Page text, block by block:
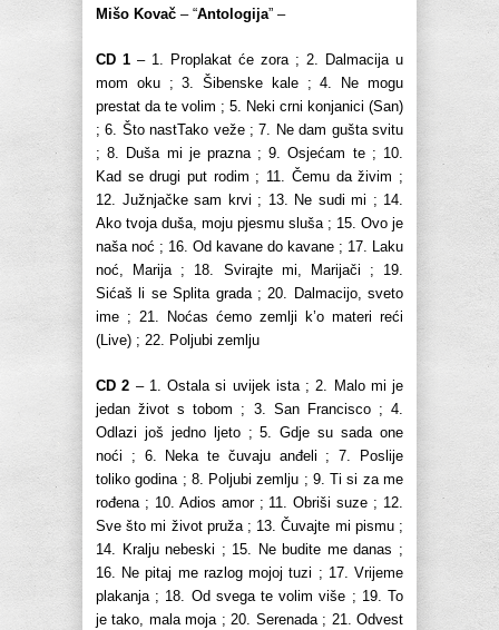
Mišo Kovač – “Antologija” –
CD 1 – 1. Proplakat će zora ; 2. Dalmacija u
mom oku ; 3. Šibenske kale ; 4. Ne mogu
prestat da te volim ; 5. Neki crni konjanici (San)
; 6. Što nastTako veže ; 7. Ne dam gušta svitu
; 8. Duša mi je prazna ; 9. Osjećam te ; 10.
Kad se drugi put rodim ; 11. Čemu da živim ;
12. Južnjačke sam krvi ; 13. Ne sudi mi ; 14.
Ako tvoja duša, moju pjesmu sluša ; 15. Ovo je
naša noć ; 16. Od kavane do kavane ; 17. Laku
noć, Marija ; 18. Svirajte mi, Marijači ; 19.
Sićaš li se Splita grada ; 20. Dalmacijo, sveto
ime ; 21. Noćas ćemo zemlji k’o materi reći
(Live) ; 22. Poljubi zemlju
CD 2 – 1. Ostala si uvijek ista ; 2. Malo mi je
jedan život s tobom ; 3. San Francisco ; 4.
Odlazi još jedno ljeto ; 5. Gdje su sada one
noći ; 6. Neka te čuvaju anđeli ; 7. Poslije
toliko godina ; 8. Poljubi zemlju ; 9. Ti si za me
rođena ; 10. Adios amor ; 11. Obriši suze ; 12.
Sve što mi život pruža ; 13. Čuvajte mi pismu ;
14. Kralju nebeski ; 15. Ne budite me danas ;
16. Ne pitaj me razlog mojoj tuzi ; 17. Vrijeme
plakanja ; 18. Od svega te volim više ; 19. To
je tako, mala moja ; 20. Serenada ; 21. Odvest